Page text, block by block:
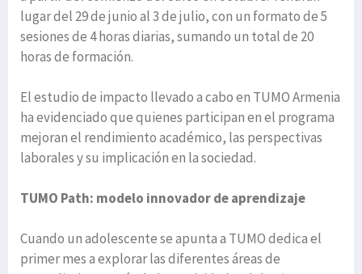
lugar del 29 de junio al 3 de julio, con un formato de 5
sesiones de 4 horas diarias, sumando un total de 20
horas de formación.
El estudio de impacto llevado a cabo en TUMO Armenia
ha evidenciado que quienes participan en el programa
mejoran el rendimiento académico, las perspectivas
laborales y su implicación en la sociedad.
TUMO Path: modelo innovador de aprendizaje
Cuando un adolescente se apunta a TUMO dedica el
primer mes a explorar las diferentes áreas de